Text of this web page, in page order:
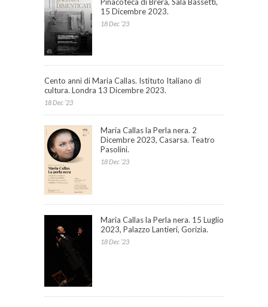
15 Dicembre 2023.
18 Dec ’23
Cento anni di Maria Callas. Istituto Italiano di
cultura. Londra 13 Dicembre 2023.
18 Dec ’23
Maria Callas la Perla nera. 2
Dicembre 2023, Casarsa. Teatro
Pasolini.
18 Dec ’23
Maria Callas la Perla nera. 15 Luglio
2023, Palazzo Lantieri, Gorizia.
18 Dec ’23